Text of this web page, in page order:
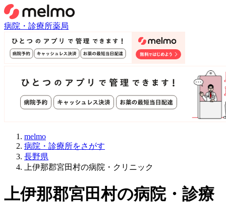
病院・診療所薬局
melmo
病院・診療所をさがす
長野県
上伊那郡宮田村の病院・クリニック
上伊那郡宮田村の病院・診療